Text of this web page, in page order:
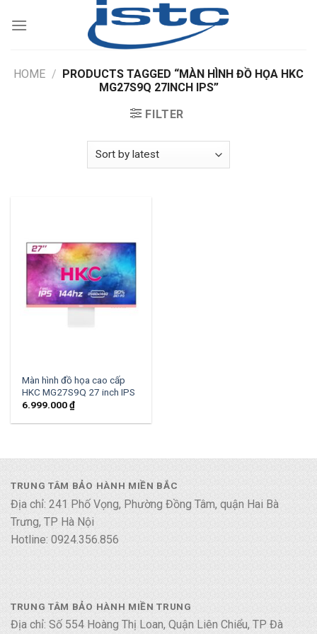
HOME / PRODUCTS TAGGED “MÀN HÌNH ĐỒ HỌA HKC
MG27S9Q 27INCH IPS”
FILTER
Màn hình đồ họa cao cấp
HKC MG27S9Q 27 inch IPS
6.999.000₫
TRUNG TÂM BẢO HÀNH MIỀN BẮC
Địa chỉ: 241 Phố Vọng, Phường Đồng Tâm, quận Hai Bà
Trưng, TP Hà Nội
Hotline: 0924.356.856
TRUNG TÂM BẢO HÀNH MIỀN TRUNG
Địa chỉ: Số 554 Hoàng Thị Loan, Quận Liên Chiểu, TP Đà